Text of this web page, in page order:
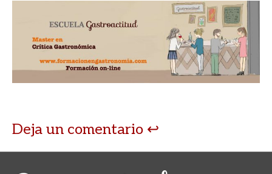
Deja un comentario